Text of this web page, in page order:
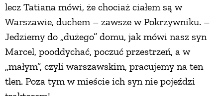
lecz Tatiana mówi, że chociaż ciałem są w
Warszawie, duchem – zawsze w Pokrzywniku. –
Jedziemy do „dużego” domu, jak mówi nasz syn
Marcel, pooddychać, poczuć przestrzeń, a w
„małym”, czyli warszawskim, pracujemy na ten
tlen. Poza tym w mieście ich syn nie pojeździ